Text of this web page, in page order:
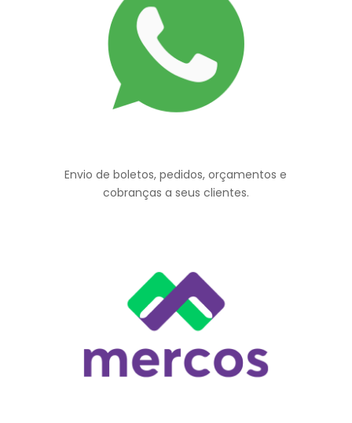
Envio de boletos, pedidos, orçamentos e
cobranças a seus clientes.